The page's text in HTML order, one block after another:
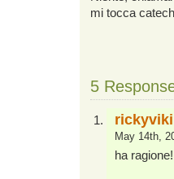
mi tocca
5
May 14th,
ha